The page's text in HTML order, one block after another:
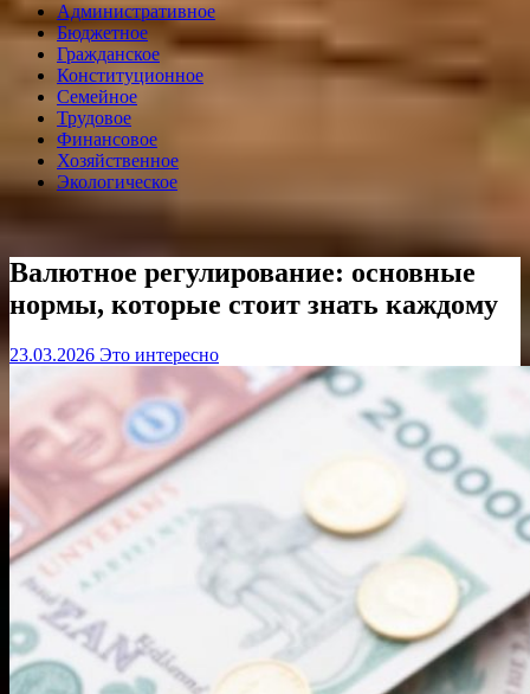
Административное
Бюджетное
Гражданское
Конституционное
Семейное
Трудовое
Финансовое
Хозяйственное
Экологическое
Валютное регулирование: основные
нормы, которые стоит знать каждому
23.03.2026 Это интересно